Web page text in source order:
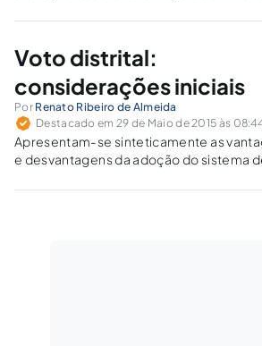
surgimento dos atuais movimentos
sistema político nacional.
Voto distrital:
considerações iniciais
Por Renato Ribeiro de Almeida
Destacado em 29 de Maio de 2015 às
Apresentam-se sinteticamente as
e desvantagens da adoção do sistema
Brasil.